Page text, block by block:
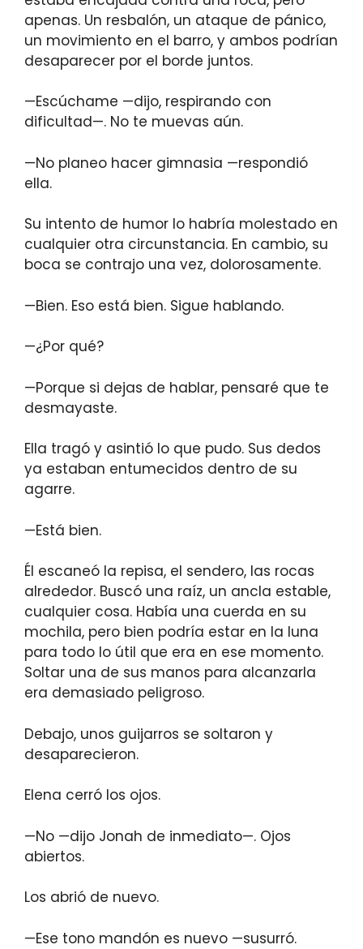
apenas. Un resbalón, un ataque de pánico,
un movimiento en el barro, y ambos podrían
desaparecer por el borde juntos.
—Escúchame —dijo, respirando con
dificultad—. No te muevas aún.
—No planeo hacer gimnasia —respondió
ella.
Su intento de humor lo habría molestado en
cualquier otra circunstancia. En cambio, su
boca se contrajo una vez, dolorosamente.
—Bien. Eso está bien. Sigue hablando.
—¿Por qué?
—Porque si dejas de hablar, pensaré que te
desmayaste.
Ella tragó y asintió lo que pudo. Sus dedos
ya estaban entumecidos dentro de su
agarre.
—Está bien.
Él escaneó la repisa, el sendero, las rocas
alrededor. Buscó una raíz, un ancla estable,
cualquier cosa. Había una cuerda en su
mochila, pero bien podría estar en la luna
para todo lo útil que era en ese momento.
Soltar una de sus manos para alcanzarla
era demasiado peligroso.
Debajo, unos guijarros se soltaron y
desaparecieron.
Elena cerró los ojos.
—No —dijo Jonah de inmediato—. Ojos
abiertos.
Los abrió de nuevo.
—Ese tono mandón es nuevo —susurró.